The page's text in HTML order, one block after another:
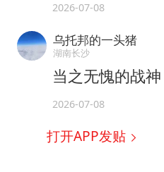
2026-07-08
乌托邦的一头猪
湖南长沙
当之无愧的战神
2026-07-08
打开APP发贴